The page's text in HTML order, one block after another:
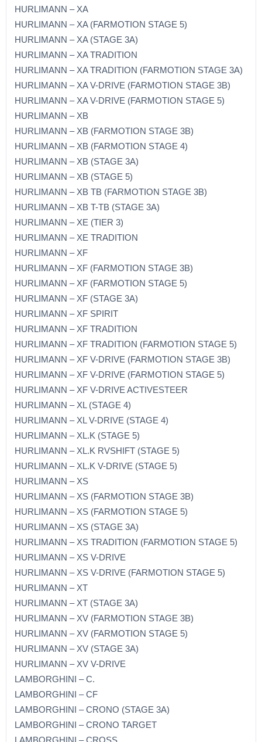
HURLIMANN – XA
HURLIMANN – XA (FARMOTION STAGE 5)
HURLIMANN – XA (STAGE 3A)
HURLIMANN – XA TRADITION
HURLIMANN – XA TRADITION (FARMOTION STAGE 3A)
HURLIMANN – XA V-DRIVE (FARMOTION STAGE 3B)
HURLIMANN – XA V-DRIVE (FARMOTION STAGE 5)
HURLIMANN – XB
HURLIMANN – XB (FARMOTION STAGE 3B)
HURLIMANN – XB (FARMOTION STAGE 4)
HURLIMANN – XB (STAGE 3A)
HURLIMANN – XB (STAGE 5)
HURLIMANN – XB TB (FARMOTION STAGE 3B)
HURLIMANN – XB T-TB (STAGE 3A)
HURLIMANN – XE (TIER 3)
HURLIMANN – XE TRADITION
HURLIMANN – XF
HURLIMANN – XF (FARMOTION STAGE 3B)
HURLIMANN – XF (FARMOTION STAGE 5)
HURLIMANN – XF (STAGE 3A)
HURLIMANN – XF SPIRIT
HURLIMANN – XF TRADITION
HURLIMANN – XF TRADITION (FARMOTION STAGE 5)
HURLIMANN – XF V-DRIVE (FARMOTION STAGE 3B)
HURLIMANN – XF V-DRIVE (FARMOTION STAGE 5)
HURLIMANN – XF V-DRIVE ACTIVESTEER
HURLIMANN – XL (STAGE 4)
HURLIMANN – XL V-DRIVE (STAGE 4)
HURLIMANN – XL.K (STAGE 5)
HURLIMANN – XL.K RVSHIFT (STAGE 5)
HURLIMANN – XL.K V-DRIVE (STAGE 5)
HURLIMANN – XS
HURLIMANN – XS (FARMOTION STAGE 3B)
HURLIMANN – XS (FARMOTION STAGE 5)
HURLIMANN – XS (STAGE 3A)
HURLIMANN – XS TRADITION (FARMOTION STAGE 5)
HURLIMANN – XS V-DRIVE
HURLIMANN – XS V-DRIVE (FARMOTION STAGE 5)
HURLIMANN – XT
HURLIMANN – XT (STAGE 3A)
HURLIMANN – XV (FARMOTION STAGE 3B)
HURLIMANN – XV (FARMOTION STAGE 5)
HURLIMANN – XV (STAGE 3A)
HURLIMANN – XV V-DRIVE
LAMBORGHINI – C.
LAMBORGHINI – CF
LAMBORGHINI – CRONO (STAGE 3A)
LAMBORGHINI – CRONO TARGET